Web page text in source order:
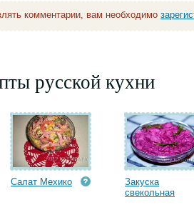
комментарии, вам необходимо
русской кухни
Салат Мехико
Закуска
свекольная